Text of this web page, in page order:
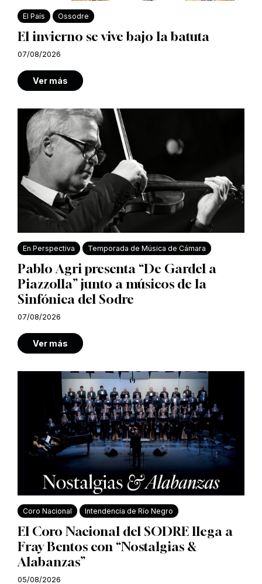
El País Ossodre
El invierno se vive bajo la batuta
07/08/2026
Ver más
En Perspectiva Temporada de Música de Cámara
Pablo Agri presenta “De Gardel a
Piazzolla” junto a músicos de la
Sinfónica del Sodre
07/08/2026
Ver más
Coro Nacional Intendencia de Río Negro
El Coro Nacional del SODRE llega a
Fray Bentos con “Nostalgias &
Alabanzas”
05/08/2026